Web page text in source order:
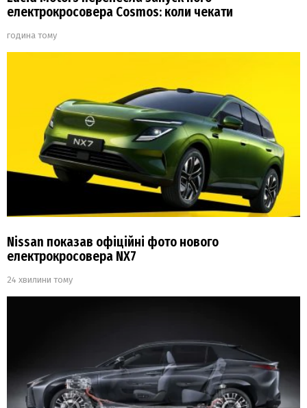
електрокросовера Cosmos: коли чекати
година тому
Nissan показав офіційні фото нового
електрокросовера NX7
24 хвилини тому